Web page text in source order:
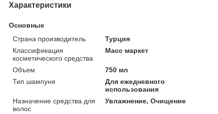
Характеристики
Основные
Страна производитель
Турция
Классификация
косметического средства
Масс маркет
Объем
750 мл
Тип шампуня
Для ежедневного
использования
Назначение средства для
волос
Увлажнение, Очищение